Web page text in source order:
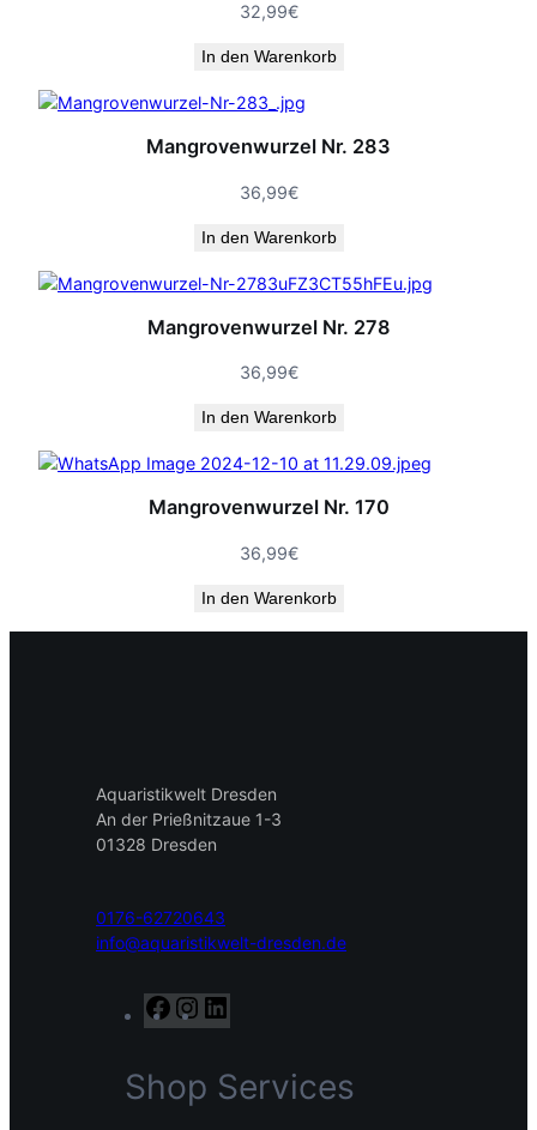
32,99€
In den Warenkorb
Mangrovenwurzel Nr. 283
36,99€
In den Warenkorb
Mangrovenwurzel Nr. 278
36,99€
In den Warenkorb
Mangrovenwurzel Nr. 170
36,99€
In den Warenkorb
Aquaristikwelt Dresden
An der Prießnitzaue 1-3
01328 Dresden
0176-62720643
info@aquaristikwelt-dresden.de
F
a
e
b
n
t
a
i
k
e
Shop Services